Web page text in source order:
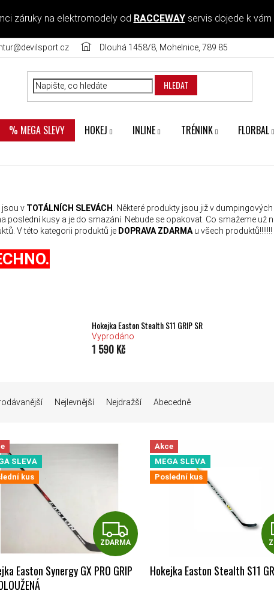
záruky na elektromodely od RACCEWAYservis dojede k vám
Dlouhá 1458/8, Mohelnice, 789 85
HLEDAT
% MEGA SLEVY HOKEJ INLINE TRÉNINK FLORBAL
jsou v TOTÁLNÍCH SLEVÁCH . Některé produkty jsou již v
poslední kusy a je do smazání. Nebude se opakovat. Co smažeme už
V této kategorii produktů je DOPRAVA ZDARMAu všech produktů!!!!!!!
Hokejka Easton Stealth S11 GRIP SR
Vyprodáno
1 590 Kč
Nejlevnější Nejdražší Abecedně
PRODUKTŮ
SLEVA
kus
ZDARMA
ZDARMA
Easton Synergy GX PRO GRIP
Akce
MEGA SLEVA
Poslední kus
Hokejka Easton Stealth S11